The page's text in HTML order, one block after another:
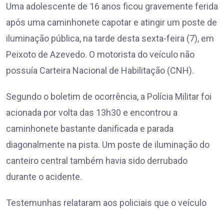
Uma adolescente de 16 anos ficou gravemente ferida
após uma caminhonete capotar e atingir um poste de
iluminação pública, na tarde desta sexta-feira (7), em
Peixoto de Azevedo. O motorista do veículo não
possuía Carteira Nacional de Habilitação (CNH).
Segundo o boletim de ocorrência, a Polícia Militar foi
acionada por volta das 13h30 e encontrou a
caminhonete bastante danificada e parada
diagonalmente na pista. Um poste de iluminação do
canteiro central também havia sido derrubado
durante o acidente.
Testemunhas relataram aos policiais que o veículo